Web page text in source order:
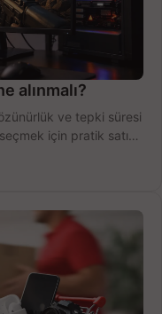
alınmalı?
ve tepki süresi
için pratik satın